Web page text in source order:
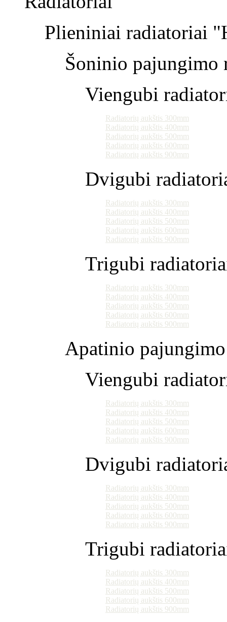
Plieniniai radiatoriai
Šoninio pajungimo
Viengubi
Radiatorių aukštis 300mm
Radiatorių aukštis 400mm
Radiatorių aukštis 500mm
Radiatorių aukštis 600mm
Radiatorių aukštis 900mm
Dvigubi
Radiatorių aukštis 300mm
Radiatorių aukštis 400mm
Radiatorių aukštis 500mm
Radiatorių aukštis 600mm
Radiatorių aukštis 900mm
Trigubi
Radiatorių aukštis 300mm
Radiatorių aukštis 400mm
Radiatorių aukštis 500mm
Radiatorių aukštis 600mm
Radiatorių aukštis 900mm
Apatinio
Viengubi
Radiatorių aukštis 300mm
Radiatorių aukštis 400mm
Radiatorių aukštis 500mm
Radiatorių aukštis 600mm
Radiatorių aukštis 900mm
Dvigubi
Radiatorių aukštis 300mm
Radiatorių aukštis 400mm
Radiatorių aukštis 500mm
Radiatorių aukštis 600mm
Radiatorių aukštis 900mm
Trigubi
Radiatorių aukštis 300mm
Radiatorių aukštis 400mm
Radiatorių aukštis 500mm
Radiatorių aukštis 600mm
Radiatorių aukštis 900mm